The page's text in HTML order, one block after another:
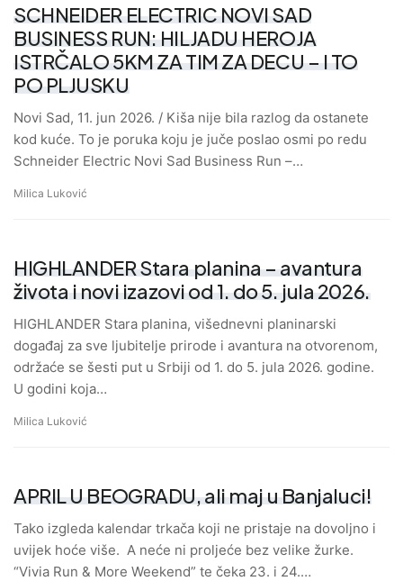
SCHNEIDER ELECTRIC NOVI SAD
BUSINESS RUN: HILJADU HEROJA
ISTRČALO 5KM ZA TIM ZA DECU – I TO
PO PLJUSKU
Novi Sad, 11. jun 2026. / Kiša nije bila razlog da ostanete
kod kuće. To je poruka koju je juče poslao osmi po redu
Schneider Electric Novi Sad Business Run –…
Milica Luković
HIGHLANDER Stara planina – avantura
života i novi izazovi od 1. do 5. jula 2026.
HIGHLANDER Stara planina, višednevni planinarski
događaj za sve ljubitelje prirode i avantura na otvorenom,
održaće se šesti put u Srbiji od 1. do 5. jula 2026. godine.
U godini koja…
Milica Luković
APRIL U BEOGRADU, ali maj u Banjaluci!
Tako izgleda kalendar trkača koji ne pristaje na dovoljno i
uvijek hoće više. A neće ni proljeće bez velike žurke.
“Vivia Run & More Weekend” te čeka 23. i 24.…